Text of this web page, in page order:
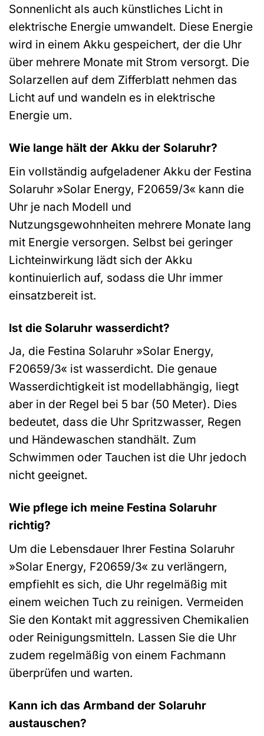
Sonnenlicht als auch künstliches Licht in
elektrische Energie umwandelt. Diese Energie
wird in einem Akku gespeichert, der die Uhr
über mehrere Monate mit Strom versorgt. Die
Solarzellen auf dem Zifferblatt nehmen das
Licht auf und wandeln es in elektrische
Energie um.
Wie lange hält der Akku der Solaruhr?
Ein vollständig aufgeladener Akku der Festina
Solaruhr »Solar Energy, F20659/3« kann die
Uhr je nach Modell und
Nutzungsgewohnheiten mehrere Monate lang
mit Energie versorgen. Selbst bei geringer
Lichteinwirkung lädt sich der Akku
kontinuierlich auf, sodass die Uhr immer
einsatzbereit ist.
Ist die Solaruhr wasserdicht?
Ja, die Festina Solaruhr »Solar Energy,
F20659/3« ist wasserdicht. Die genaue
Wasserdichtigkeit ist modellabhängig, liegt
aber in der Regel bei 5 bar (50 Meter). Dies
bedeutet, dass die Uhr Spritzwasser, Regen
und Händewaschen standhält. Zum
Schwimmen oder Tauchen ist die Uhr jedoch
nicht geeignet.
Wie pflege ich meine Festina Solaruhr
richtig?
Um die Lebensdauer Ihrer Festina Solaruhr
»Solar Energy, F20659/3« zu verlängern,
empfiehlt es sich, die Uhr regelmäßig mit
einem weichen Tuch zu reinigen. Vermeiden
Sie den Kontakt mit aggressiven Chemikalien
oder Reinigungsmitteln. Lassen Sie die Uhr
zudem regelmäßig von einem Fachmann
überprüfen und warten.
Kann ich das Armband der Solaruhr
austauschen?